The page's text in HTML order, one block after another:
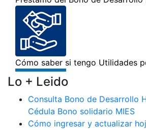
Lo + Leido
Consulta Bono de Desarrollo
Cédula Bono solidario MIES
Cómo ingresar y actualizar